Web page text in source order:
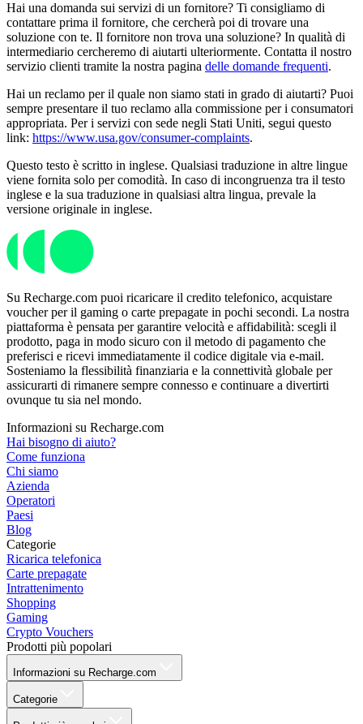
Hai una domanda sui servizi di un fornitore? Ti consigliamo di
contattare prima il fornitore, che cercherà poi di trovare una
soluzione con te. Il fornitore non trova una soluzione? In qualità di
intermediario cercheremo di aiutarti ulteriormente. Contatta il nostro
servizio clienti tramite la nostra pagina delle domande frequenti.
Hai un reclamo per il quale non siamo stati in grado di aiutarti? Puoi
sempre presentare il tuo reclamo alla commissione per i consumatori
appropriata. Per i servizi con sede negli Stati Uniti, segui questo
link: https://www.usa.gov/consumer-complaints.
Questo testo è scritto in inglese. Qualsiasi traduzione in altre lingue
viene fornita solo per comodità. In caso di incongruenza tra il testo
inglese e la sua traduzione in qualsiasi altra lingua, prevale la
versione originale in inglese.
Su Recharge.com puoi ricaricare il credito telefonico, acquistare
voucher per il gaming o carte prepagate in pochi secondi. La nostra
piattaforma è pensata per garantire velocità e affidabilità: scegli il
prodotto, paga in modo sicuro con il metodo di pagamento che
preferisci e ricevi immediatamente il codice digitale via e-mail.
Sosteniamo la flessibilità finanziaria e la connettività globale per
assicurarti di rimanere sempre connesso e continuare a divertirti
ovunque tu sia nel mondo.
Informazioni su Recharge.com
Hai bisogno di aiuto?
Come funziona
Chi siamo
Azienda
Operatori
Paesi
Blog
Categorie
Ricarica telefonica
Carte prepagate
Intrattenimento
Shopping
Gaming
Crypto Vouchers
Prodotti più popolari
Informazioni su Recharge.com
Categorie